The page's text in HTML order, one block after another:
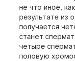
не что иное,
результате из
получается
станет
четыре
половую